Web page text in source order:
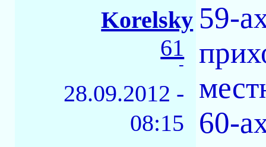
Korelsky
61
-
28.09.2012 -
08:15
59-
60-